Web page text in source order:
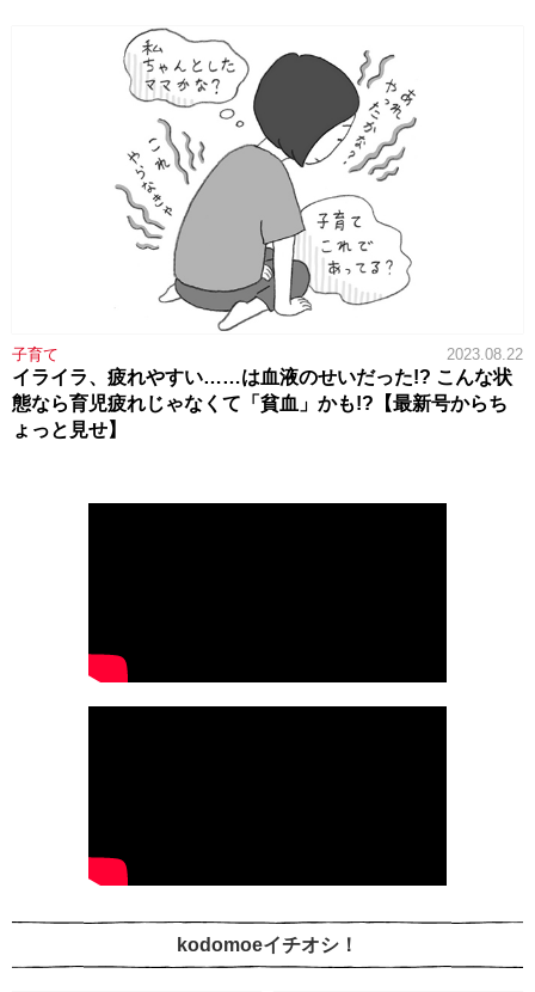
子育て 2023.08.22
イライラ、疲れやすい……は血液のせいだった!? こんな状
態なら育児疲れじゃなくて「貧血」かも!?【最新号からち
ょっと見せ】
kodomoeイチオシ！